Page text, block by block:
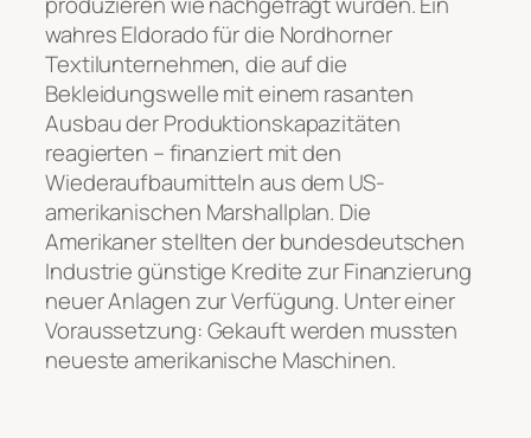
wahres Eldorado für die Nordhorner
Textilunternehmen, die auf die
Bekleidungswelle mit einem rasanten
Ausbau der Produktionskapazitäten
reagierten – finanziert mit den
Wiederaufbaumitteln aus dem US-
amerikanischen Marshallplan. Die
Amerikaner stellten der bundesdeutschen
Industrie günstige Kredite zur Finanzierung
neuer Anlagen zur Verfügung. Unter einer
Voraussetzung: Gekauft werden mussten
neueste amerikanische Maschinen.